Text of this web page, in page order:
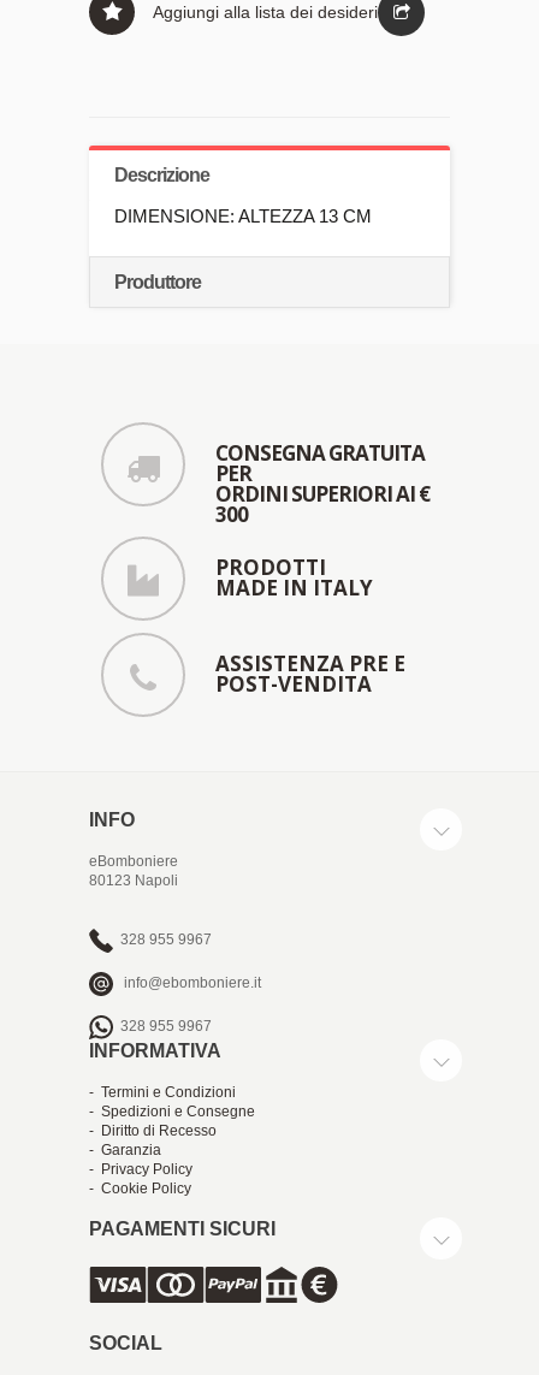
Aggiungi alla lista dei desideri
Descrizione
DIMENSIONE: ALTEZZA 13 CM
Produttore
CONSEGNA GRATUITA
PER
ORDINI SUPERIORI AI €
300
PRODOTTI
MADE IN ITALY
ASSISTENZA PRE E
POST-VENDITA
INFO
eBomboniere
80123 Napoli
328 955 9967
info@ebomboniere.it
328 955 9967
INFORMATIVA
- Termini e Condizioni
- Spedizioni e Consegne
- Diritto di Recesso
- Garanzia
- Privacy Policy
- Cookie Policy
PAGAMENTI SICURI
SOCIAL